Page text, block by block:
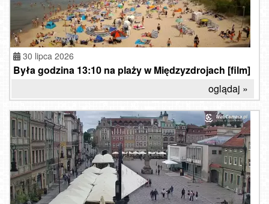
30 lipca 2026
Była godzina 13:10 na plaży w Międzyzdrojach [film]
oglądaj »